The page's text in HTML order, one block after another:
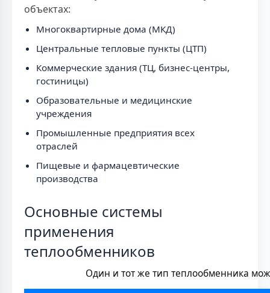
объектах:
Многоквартирные дома (МКД)
Центральные тепловые пункты (ЦТП)
Коммерческие здания (ТЦ, бизнес-центры,
гостиницы)
Образовательные и медицинские
учреждения
Промышленные предприятия всех
отраслей
Пищевые и фармацевтические
производства
Основные системы
применения
теплообменников
Один и тот же тип теплообменника